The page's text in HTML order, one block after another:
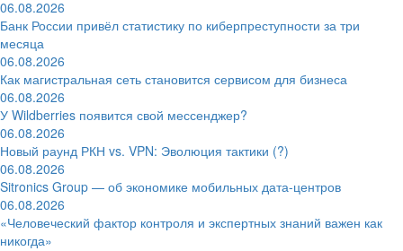
06.08.2026
Банк России привёл статистику по киберпреступности за три
месяца
06.08.2026
Как магистральная сеть становится сервисом для бизнеса
06.08.2026
У Wildberries появится свой мессенджер?
06.08.2026
Новый раунд РКН vs. VPN: Эволюция тактики (?)
06.08.2026
Sitronics Group — об экономике мобильных дата-центров
06.08.2026
«Человеческий фактор контроля и экспертных знаний важен как
никогда»